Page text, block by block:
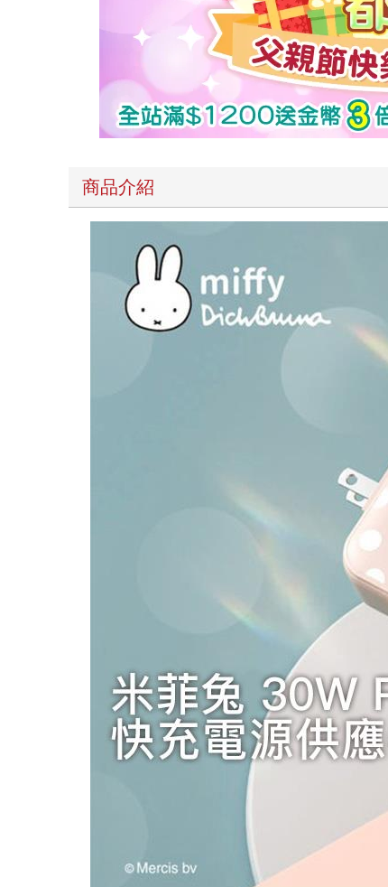
商品介紹